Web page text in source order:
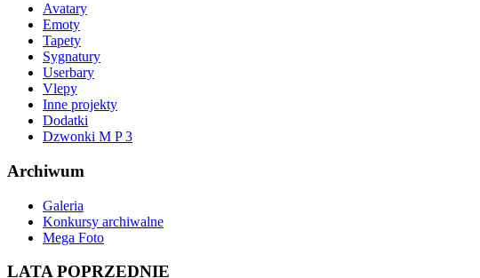
Avatary
Emoty
Tapety
Sygnatury
Userbary
Vlepy
Inne projekty
Dodatki
Dzwonki M P 3
Archiwum
Galeria
Konkursy archiwalne
Mega Foto
LATA POPRZEDNIE